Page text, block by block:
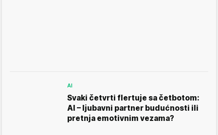
AI
Svaki četvrti flertuje sa četbotom:
AI – ljubavni partner budućnosti ili
pretnja emotivnim vezama?